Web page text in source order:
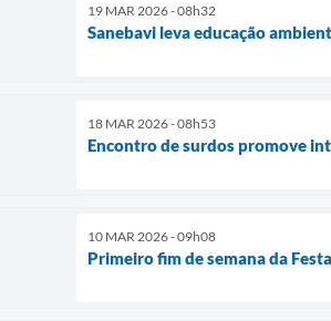
19 MAR 2026 - 08h32
Sanebavi leva educação
18 MAR 2026 - 08h53
Encontro de surdos promove
10 MAR 2026 - 09h08
Primeiro fim de semana da